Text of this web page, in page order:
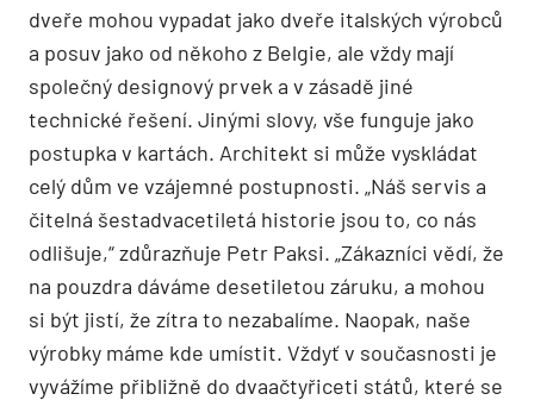
dveře mohou vypadat jako dveře italských výrobců
a posuv jako od někoho z Belgie, ale vždy mají
společný designový prvek a v zásadě jiné
technické řešení. Jinými slovy, vše funguje jako
postupka v kartách. Architekt si může vyskládat
celý dům ve vzájemné postupnosti. „Náš servis a
čitelná šestadvacetiletá historie jsou to, co nás
odlišuje,“ zdůrazňuje Petr Paksi. „Zákazníci vědí, že
na pouzdra dáváme desetiletou záruku, a mohou
si být jistí, že zítra to nezabalíme. Naopak, naše
výrobky máme kde umístit. Vždyť v současnosti je
vyvážíme přibližně do dvaačtyřiceti států, které se